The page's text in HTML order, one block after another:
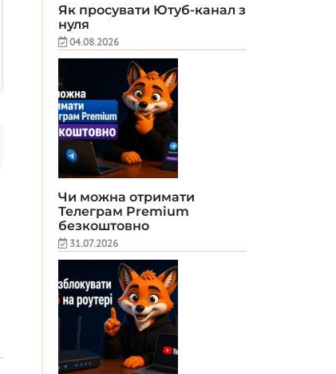
Як просувати Ютуб-канал з
нуля
04.08.2026
Чи можна отримати
Телеграм Premium
безкоштовно
31.07.2026